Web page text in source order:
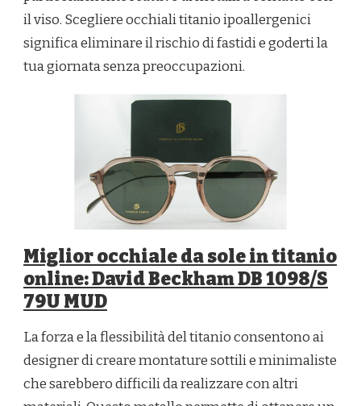
il viso. Scegliere occhiali titanio ipoallergenici
significa eliminare il rischio di fastidi e goderti la
tua giornata senza preoccupazioni.
Miglior occhiale da sole in titanio
online: David Beckham DB 1098/S
79U MUD
La forza e la flessibilità del titanio consentono ai
designer di creare montature sottili e minimaliste
che sarebbero difficili da realizzare con altri